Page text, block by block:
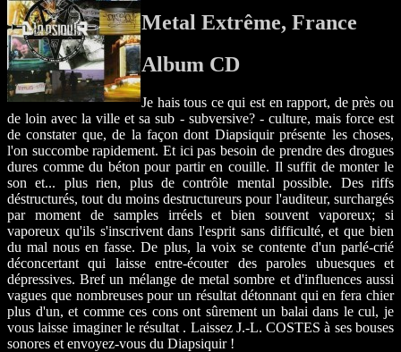
Metal Extrême, France
Album CD
Je hais tous ce qui est en rapport, de près ou
de loin avec la ville et sa sub - subversive? - culture, mais force est
de constater que, de la façon dont Diapsiquir présente les choses,
l'on succombe rapidement. Et ici pas besoin de prendre des drogues
dures comme du béton pour partir en couille. Il suffit de monter le
son et... plus rien, plus de contrôle mental possible. Des riffs
déstructurés, tout du moins destructureurs pour l'auditeur, surchargés
par moment de samples irréels et bien souvent vaporeux; si
vaporeux qu'ils s'inscrivent dans l'esprit sans difficulté, et que bien
du mal nous en fasse. De plus, la voix se contente d'un parlé-crié
déconcertant qui laisse entre-écouter des paroles ubuesques et
dépressives. Bref un mélange de metal sombre et d'influences aussi
vagues que nombreuses pour un résultat détonnant qui en fera chier
plus d'un, et comme ces cons ont sûrement un balai dans le cul, je
vous laisse imaginer le résultat . Laissez J.-L. COSTES à ses bouses
sonores et envoyez-vous du Diapsiquir !